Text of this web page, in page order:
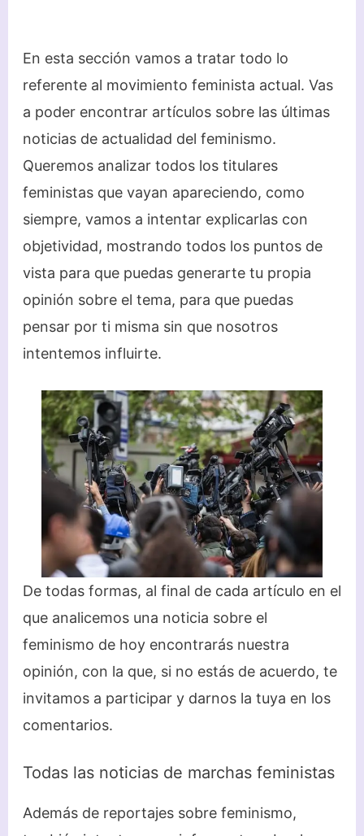
En esta sección vamos a tratar todo lo
referente al movimiento feminista actual. Vas
a poder encontrar artículos sobre las últimas
noticias de actualidad del feminismo.
Queremos analizar todos los titulares
feministas que vayan apareciendo, como
siempre, vamos a intentar explicarlas con
objetividad, mostrando todos los puntos de
vista para que puedas generarte tu propia
opinión sobre el tema, para que puedas
pensar por ti misma sin que nosotros
intentemos influirte.
De todas formas, al final de cada artículo en el
que analicemos una noticia sobre el
feminismo de hoy encontrarás nuestra
opinión, con la que, si no estás de acuerdo, te
invitamos a participar y darnos la tuya en los
comentarios.
Todas las noticias de marchas feministas
Además de reportajes sobre feminismo,